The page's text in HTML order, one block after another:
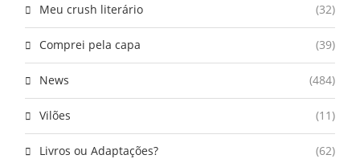
Meu crush literário (32)
Comprei pela capa (39)
News (484)
Vilões (11)
Livros ou Adaptações? (62)